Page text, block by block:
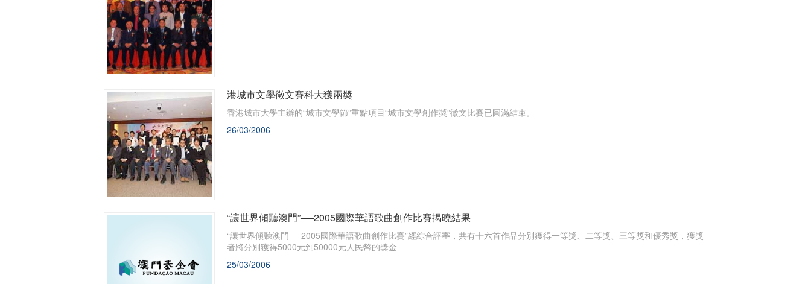
港城市文學徵文賽科大獲兩奬
香港城市大學主辦的“城市文學節”重點項目“城市文學創作奬”徵文比賽已圓滿結束。
26/03/2006
“讓世界傾聽澳門”──2005國際華語歌曲創作比賽揭曉結果
“讓世界傾聽澳門──2005國際華語歌曲創作比賽”經綜合評審，共有十六首作品分別獲得一等獎、二等獎、三等獎和優秀獎，獲獎
者將分別獲得5000元到50000元人民幣的獎金
25/03/2006